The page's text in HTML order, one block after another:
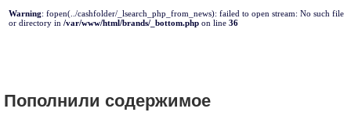
Warning: fopen(../cashfolder/_lsearch_php_from_news): failed to open stream: No such file
or directory in /var/www/html/brands/_bottom.php on line 36
Пополнили содержимое